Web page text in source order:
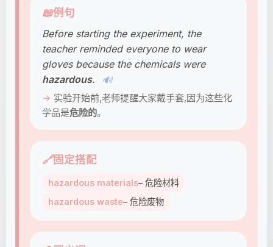
📖例句
Before starting the experiment, the
teacher reminded everyone to wear
gloves because the chemicals were
hazardous. 🔊
实验开始前,老师提醒大家戴手套,因为这些化
学品是危险的。
🔗固定搭配
hazardous materials– 危险材料
hazardous waste– 危险废物